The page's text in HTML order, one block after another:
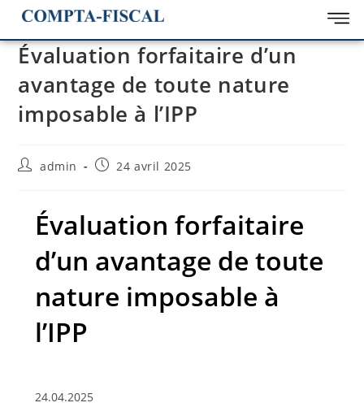
Évaluation forfaitaire d’un
avantage de toute nature
imposable à l’IPP
admin 24 avril 2025
Évaluation forfaitaire
d’un avantage de toute
nature imposable à
l’IPP
24.04.2025